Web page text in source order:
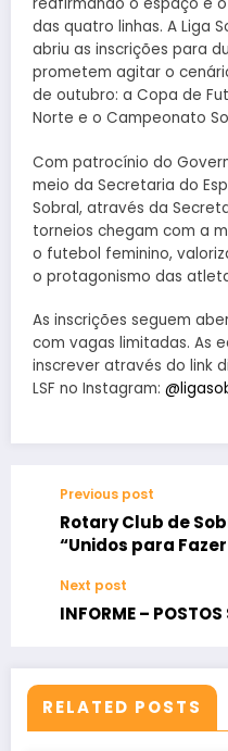
reafirmando o espaço e
das quatro linhas. A Liga
abriu as inscrições para
prometem agitar o
de outubro: a Copa de
Norte e o Campeonato
Com patrocínio do
meio da Secretaria do
Sobral, através da
torneios chegam com a
o futebol feminino,
o protagonismo das
As inscrições seguem
com vagas limitadas. As
inscrever através do link
LSF no Instagram:
Previous post
Rotary Club de
“Unidos para
Next post
INFORME –
RELATED POSTS